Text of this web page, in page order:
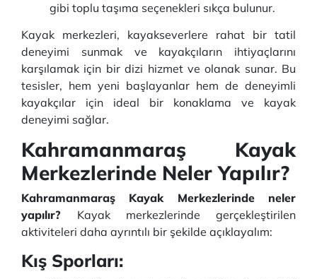
gibi toplu taşıma seçenekleri sıkça bulunur.
Kayak merkezleri, kayakseverlere rahat bir tatil
deneyimi sunmak ve kayakçıların ihtiyaçlarını
karşılamak için bir dizi hizmet ve olanak sunar. Bu
tesisler, hem yeni başlayanlar hem de deneyimli
kayakçılar için ideal bir konaklama ve kayak
deneyimi sağlar.
Kahramanmaraş Kayak
Merkezlerinde Neler Yapılır?
Kahramanmaraş Kayak Merkezlerinde neler
yapılır? Kayak merkezlerinde gerçekleştirilen
aktiviteleri daha ayrıntılı bir şekilde açıklayalım:
Kış Sporları: